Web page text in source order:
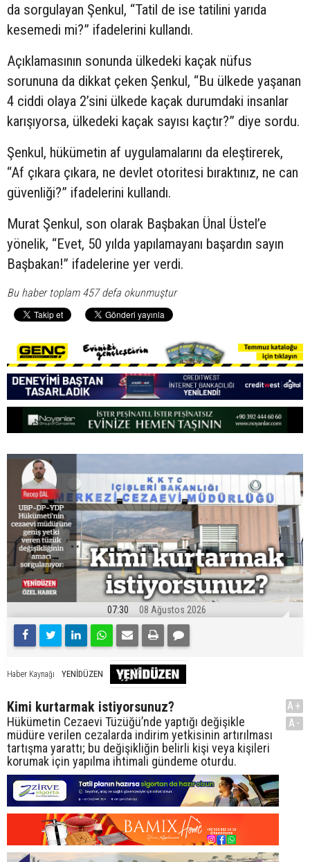
da sorgulayan Şenkul, “Tatil de ise tatilini yarıda
kesemedi mi?” ifadelerini kullandı.
Açıklamasının sonunda ülkedeki kaçak nüfus
sorununa da dikkat çeken Şenkul, “Bu ülkede yaşanan
4 ciddi olaya 2’sini ülkede kaçak durumdaki insanlar
karışıyorsa, ülkedeki kaçak sayısı kaçtır?” diye sordu.
Şenkul, hükümetin af uygulamalarını da eleştirerek,
“Af çıkara çıkara, ne devlet otoritesi bıraktınız, ne can
güvenliği?” ifadelerini kullandı.
Murat Şenkul, son olarak Başbakan Ünal Üstel’e
yönelik, “Evet, 50 yılda yapılamayanı başardın sayın
Başbakan!” ifadelerine yer verdi.
Bu haber toplam 457 defa okunmuştur
07:30 08 Ağustos 2026
Haber Kaynağı YENİDÜZEN
Kimi kurtarmak istiyorsunuz?
Hükümetin Cezaevi Tüzüğü’nde yaptığı değişikle
müdüre verilen cezalarda indirim yetkisinin artırılması
tartışma yarattı; bu değişikliğin belirli kişi veya kişileri
korumak için yapılma ihtimali gündeme oturdu.
A+
A-